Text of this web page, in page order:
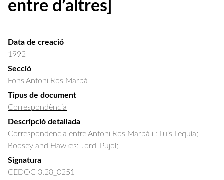
entre d’altres]
Data de creació
1992
Secció
Fons Antoni Ros Marbà
Tipus de document
Correspondència
Descripció detallada
Correspondència entre Antoni Ros Marbà i : Luís Lequía;
Boosey and Hawkes; Jordi Pujol;
Signatura
CEDOC 3.28_0251